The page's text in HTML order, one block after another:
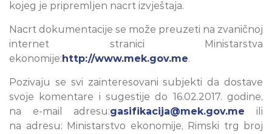
kojeg je pripremljen nacrt izvještaja.
Nacrt dokumentacije se može preuzeti na zvaničnoj
internet stranici Ministarstva
ekonomije: http://www.mek.gov.me.
Pozivaju se svi zainteresovani subjekti da dostave
svoje komentare i sugestije do 16.02.2017. godine,
na e-mail adresu:gasifikacija@mek.gov.me ili
na adresu: Ministarstvo ekonomije, Rimski trg broj